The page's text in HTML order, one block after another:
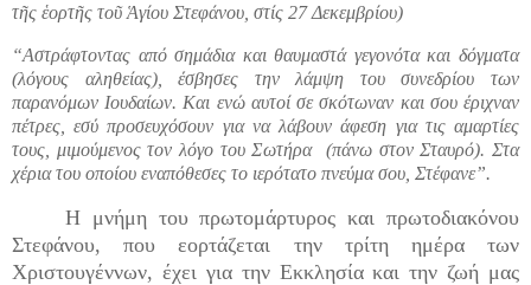
τῆς ἑορτῆς τοῦ Ἁγίου Στεφάνου, στίς 27 Δεκεμβρίου)
“Αστράφτοντας από σημάδια και θαυμαστά γεγονότα και δόγματα
(λόγους αληθείας), έσβησες την λάμψη του συνεδρίου των
παρανόμων Ιουδαίων. Και ενώ αυτοί σε σκότωναν και σου έριχναν
πέτρες, εσύ προσευχόσουν για να λάβουν άφεση για τις αμαρτίες
τους, μιμούμενος τον λόγο του Σωτήρα (πάνω στον Σταυρό). Στα
χέρια του οποίου εναπόθεσες το ιερότατο πνεύμα σου, Στέφανε”.
Η μνήμη του πρωτομάρτυρος και πρωτοδιακόνου
Στεφάνου, που εορτάζεται την τρίτη ημέρα των
Χριστουγέννων, έχει για την Εκκλησία και την ζωή μας